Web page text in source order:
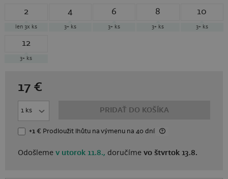
2
len 3x ks
4
3+ ks
6
3+ ks
8
3+ ks
10
3+ ks
12
3+ ks
17 €
PRIDAŤ DO KOŠÍKA
+1 € Prodloužit lhůtuna výmenu na 40 dní
Odošlemev utorok 11.8., doručímevo štvrtok 13.8.